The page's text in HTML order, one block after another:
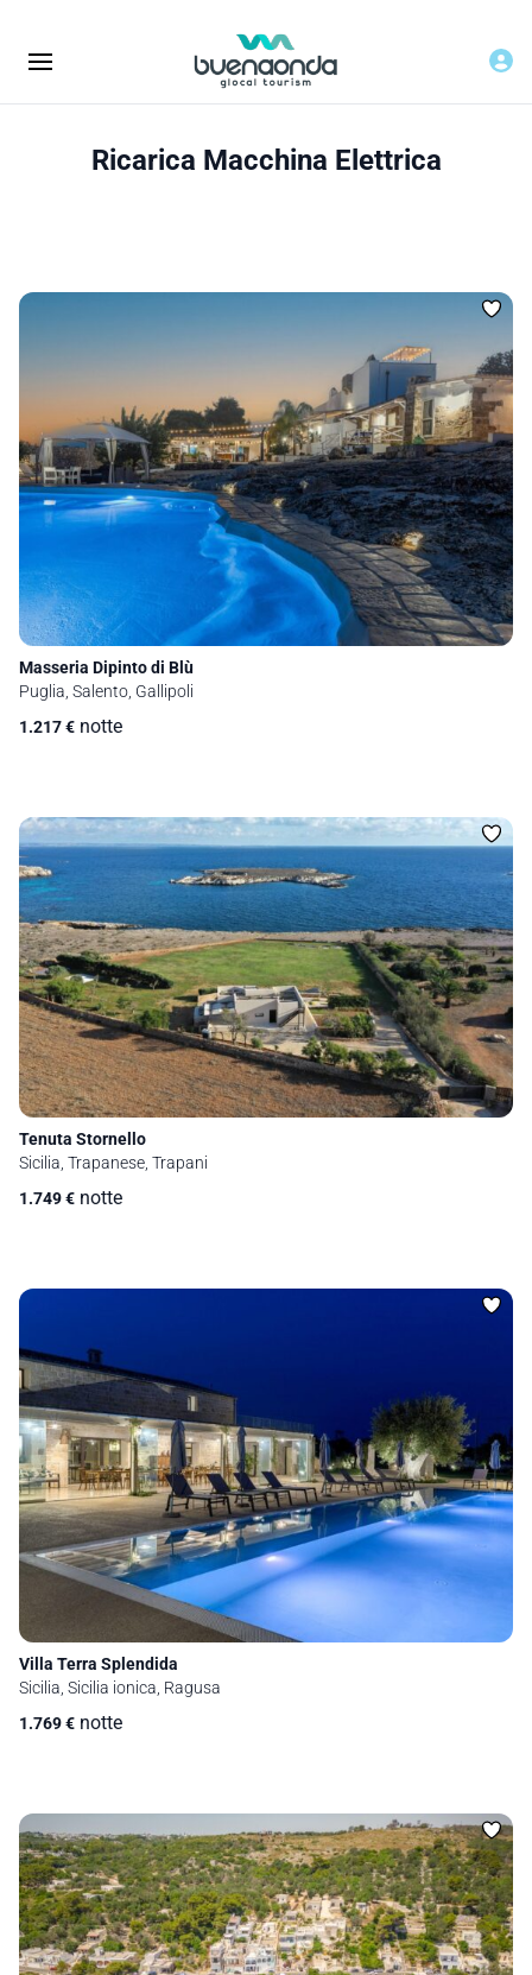
Ricarica Macchina Elettrica
Masseria Dipinto di Blù
Puglia, Salento, Gallipoli
1.217€ notte
Tenuta Stornello
Sicilia, Trapanese, Trapani
1.749€ notte
Villa Terra Splendida
Sicilia, Sicilia ionica, Ragusa
1.769€ notte